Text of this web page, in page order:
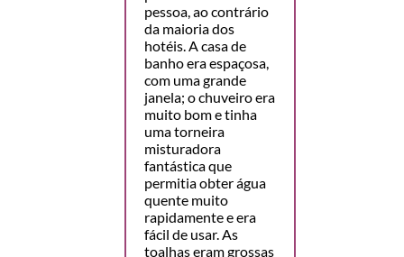
pessoa, ao contrário
da maioria dos
hotéis. A casa de
banho era espaçosa,
com uma grande
janela; o chuveiro era
muito bom e tinha
uma torneira
misturadora
fantástica que
permitia obter água
quente muito
rapidamente e era
fácil de usar. As
toalhas eram grossas